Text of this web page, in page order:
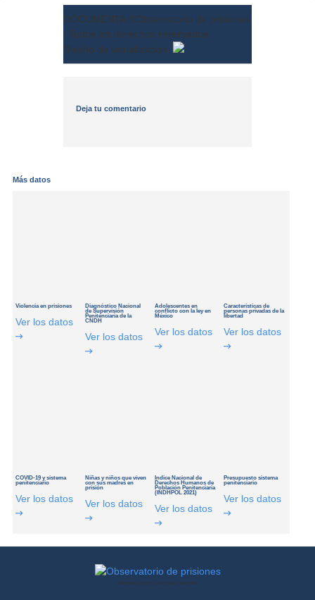
DOCUMENTA®Observatorio de prisiones
| Todos los derechos reservados
Diseño de visualización:
Deja tu comentario
Más datos
Violencia en prisiones
Ver los datos
Diagnóstico Nacional
de Supervisión
Penitenciaria de la
CNDH
Ver los datos
Adolescentes en
conflicto con la ley en
México
Ver los datos
Características de
personas privadas de la
libertad
Ver los datos
COVID-19 y sistema
penitenciario
Ver los datos
Niñas y niños que viven
con sus madres en
prisión
Ver los datos
Indice Nacional de
Derechos Humanos de
Población Penitenciaria
(INDHPOL 2021)
Ver los datos
Presupuesto sistema
penitenciario
Ver los datos
Monitoreo al sistema penitenciario mexicano